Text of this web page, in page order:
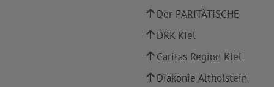
Der PARITÄTISCHE
DRK Kiel
Caritas Region Kiel
Diakonie Altholstein